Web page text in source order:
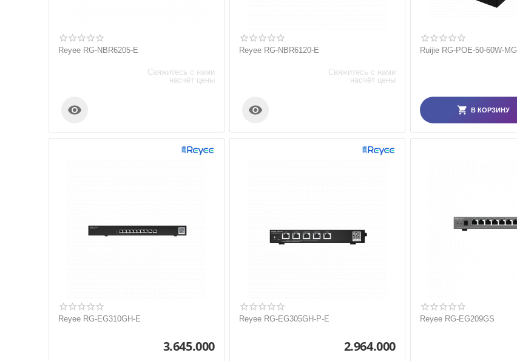
Reyee RG-NBR6205-E
Свяжитесь с нами
насчёт цены

Reyee RG-NBR6120-E
Свяжитесь с нами
насчёт цены

Ruijie RG-POE-50-60W-MG
В КОРЗИНУ
Reyee RG-EG310GH-E
3.645.000
Reyee RG-EG305GH-P-E
2.964.000
Reyee RG-EG209GS